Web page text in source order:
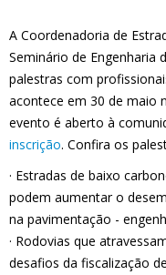
A Coordenadoria de
Seminário de Engenharia
palestras com
acontece em 30 de maio
evento é aberto à
inscrição. Confira os
· Estradas de baixo
podem aumentar o
na pavimentação -
· Rodovias que
desafios da fiscalização